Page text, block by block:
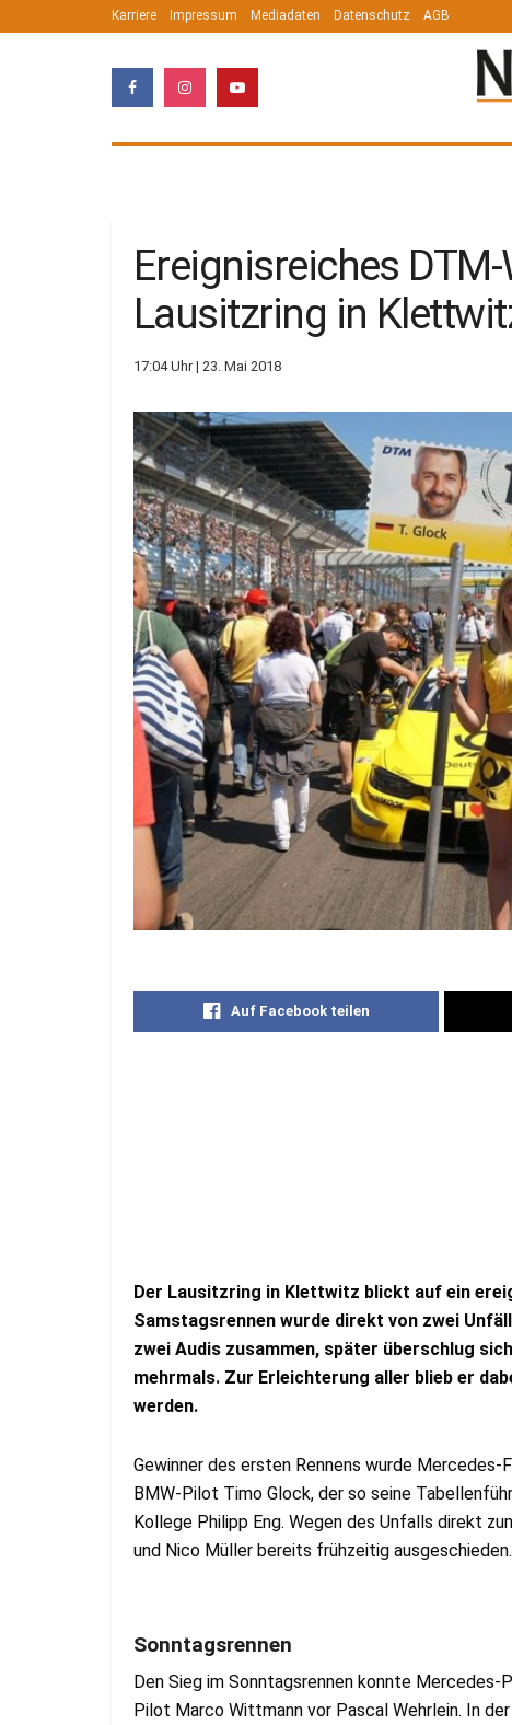
Karriere Impressum Mediadaten Datenschutz AGB
Ereignisreiches
Lausitzring in
17:04 Uhr | 23. Mai 2018
Auf Facebook teilen
Der Lausitzring in Klettwitz blickt auf ein
Samstagsrennen wurde direkt von zwei
zwei Audis zusammen, später überschlug
mehrmals. Zur Erleichterung aller blieb er
werden.
Gewinner des ersten Rennens wurde
BMW-Pilot Timo Glock, der so seine
Kollege Philipp Eng. Wegen des Unfalls direkt
und Nico Müller bereits frühzeitig ausgeschieden.
Sonntagsrennen
Den Sieg im Sonntagsrennen konnte
Pilot Marco Wittmann vor Pascal Wehrlein. In